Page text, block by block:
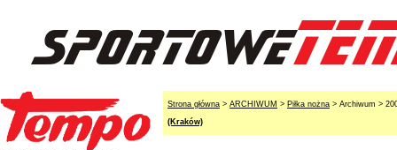
Strona główna > ARCHIWUM > Piłka nożna > Archiwum >
(Kraków)